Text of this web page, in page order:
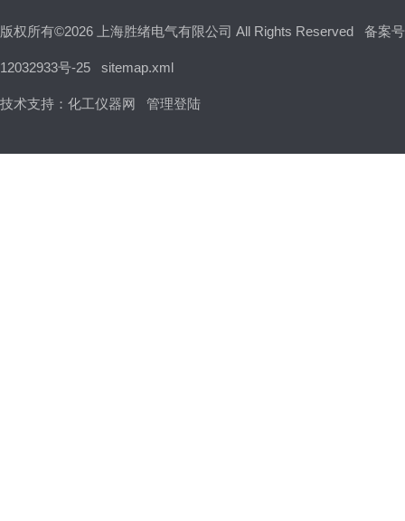
版权所有©2026 上海胜绪电气有限公司 All Rights Reserved 备案
12032933号-25 sitemap.xml
技术支持： 化工仪器网 管理登陆